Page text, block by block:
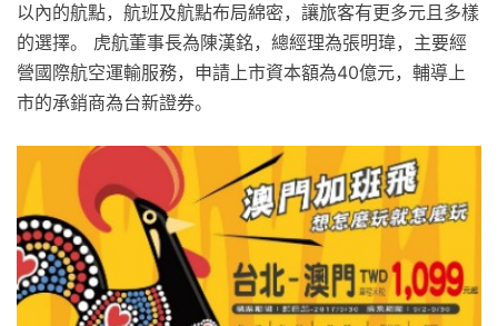
以內的航點，航班及航點布局綿密，讓旅客有更多元且多樣
的選擇。 虎航董事長為陳漢銘，總經理為張明瑋，主要經
營國際航空運輸服務，申請上市資本額為40億元，輔導上
市的承銷商為台新證券。